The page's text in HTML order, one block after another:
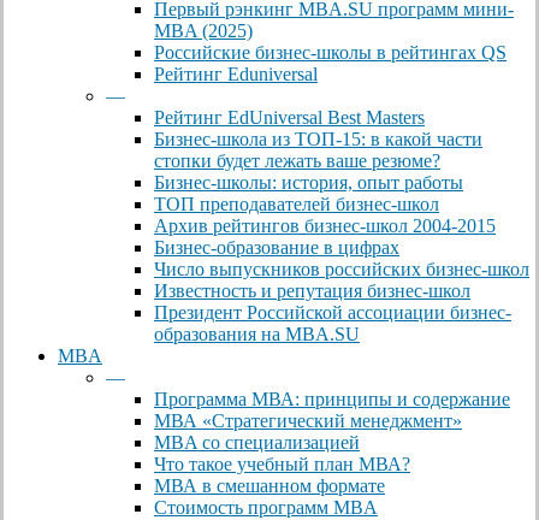
Первый рэнкинг MBA.SU программ мини-
MBA (2025)
Российские бизнес-школы в рейтингах QS
Рейтинг Eduniversal
—
Рейтинг EdUniversal Best Masters
Бизнес-школа из ТОП-15: в какой части
стопки будет лежать ваше резюме?
Бизнес-школы: история, опыт работы
ТОП преподавателей бизнес-школ
Архив рейтингов бизнес-школ 2004-2015
Бизнес-образование в цифрах
Число выпускников российских бизнес-школ
Известность и репутация бизнес-школ
Президент Российской ассоциации бизнес-
образования на MBA.SU
MBA
—
Программа МВА: принципы и содержание
МВА «Cтратегический менеджмент»
MBA со специализацией
Что такое учебный план МВА?
МВА в смешанном формате
Стоимость программ MBA